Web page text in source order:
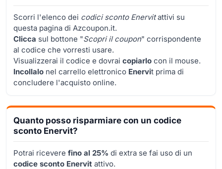
Scorri l'elenco dei codici sconto Enervitattivi su
questa pagina di Azcoupon.it.
Clicca sul bottone "Scopri il coupon" corrispondente
al codice che vorresti usare.
Visualizzerai il codice e dovrai copiarlo con il mouse.
Incollalo nel carrello elettronico Enervit prima di
concludere l'acquisto online.
Quanto posso risparmiare con un codice
sconto Enervit?
Potrai ricevere fino al 25% di extra se fai uso di un
codice sconto Enervit attivo.